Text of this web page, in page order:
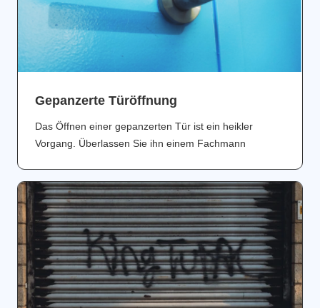
Gepanzerte Türöffnung
Das Öffnen einer gepanzerten Tür ist ein heikler
Vorgang. Überlassen Sie ihn einem Fachmann